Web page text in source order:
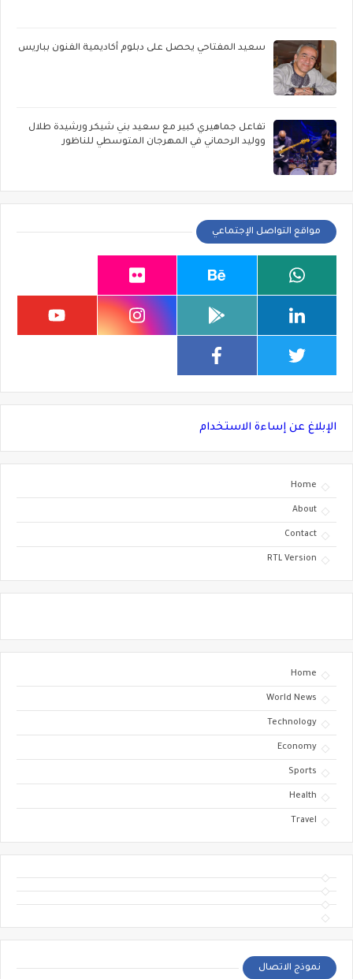
سعيد المفتاحي يحصل على دبلوم أكاديمية الفنون بباريس
تفاعل جماهيري كبير مع سعيد بني شيكر ورشيدة طلال
ووليد الرحماني في المهرجان المتوسطي للناظور
مواقع التواصل الإجتماعي
الإبلاغ عن إساءة الاستخدام
Home
About
Contact
RTL Version
Home
World News
Technology
Economy
Sports
Health
Travel
نموذج الاتصال